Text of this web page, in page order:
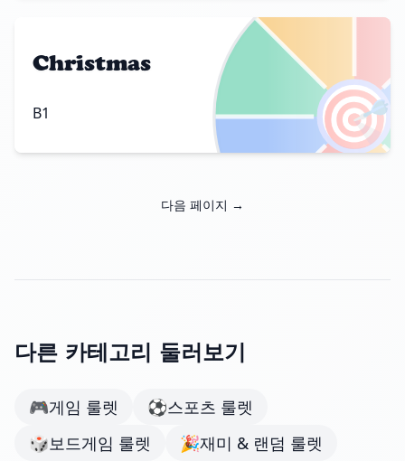
🎯
Christmas
B1
다음 페이지 →
다른 카테고리 둘러보기
🎮게임 룰렛 ⚽스포츠 룰렛
🎲보드게임 룰렛 🎉재미 & 랜덤 룰렛